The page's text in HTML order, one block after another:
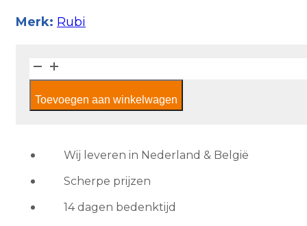
Merk: Rubi
Rubi
Spaan
+
schuursponzen
aantal
Toevoegen aan winkelwagen
Wij leveren in Nederland & België
Scherpe prijzen
14 dagen bedenktijd